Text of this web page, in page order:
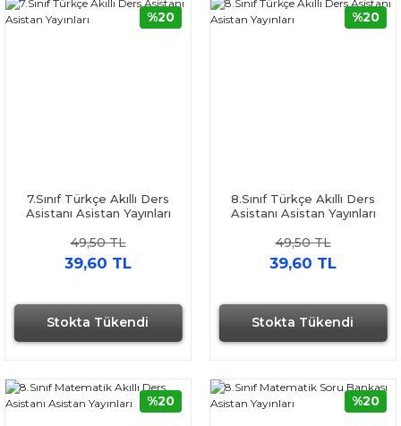
Stokta Tükendi
7.Sınıf Türkçe Akıllı Ders
Asistanı Asistan Yayınları
49,50 TL
39,60 TL
%20
Stokta Tükendi
8.Sınıf Türkçe Akıllı Ders
Asistanı Asistan Yayınları
49,50 TL
39,60 TL
%20
%20 %20